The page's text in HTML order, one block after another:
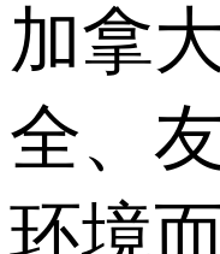
加拿
全、
环境